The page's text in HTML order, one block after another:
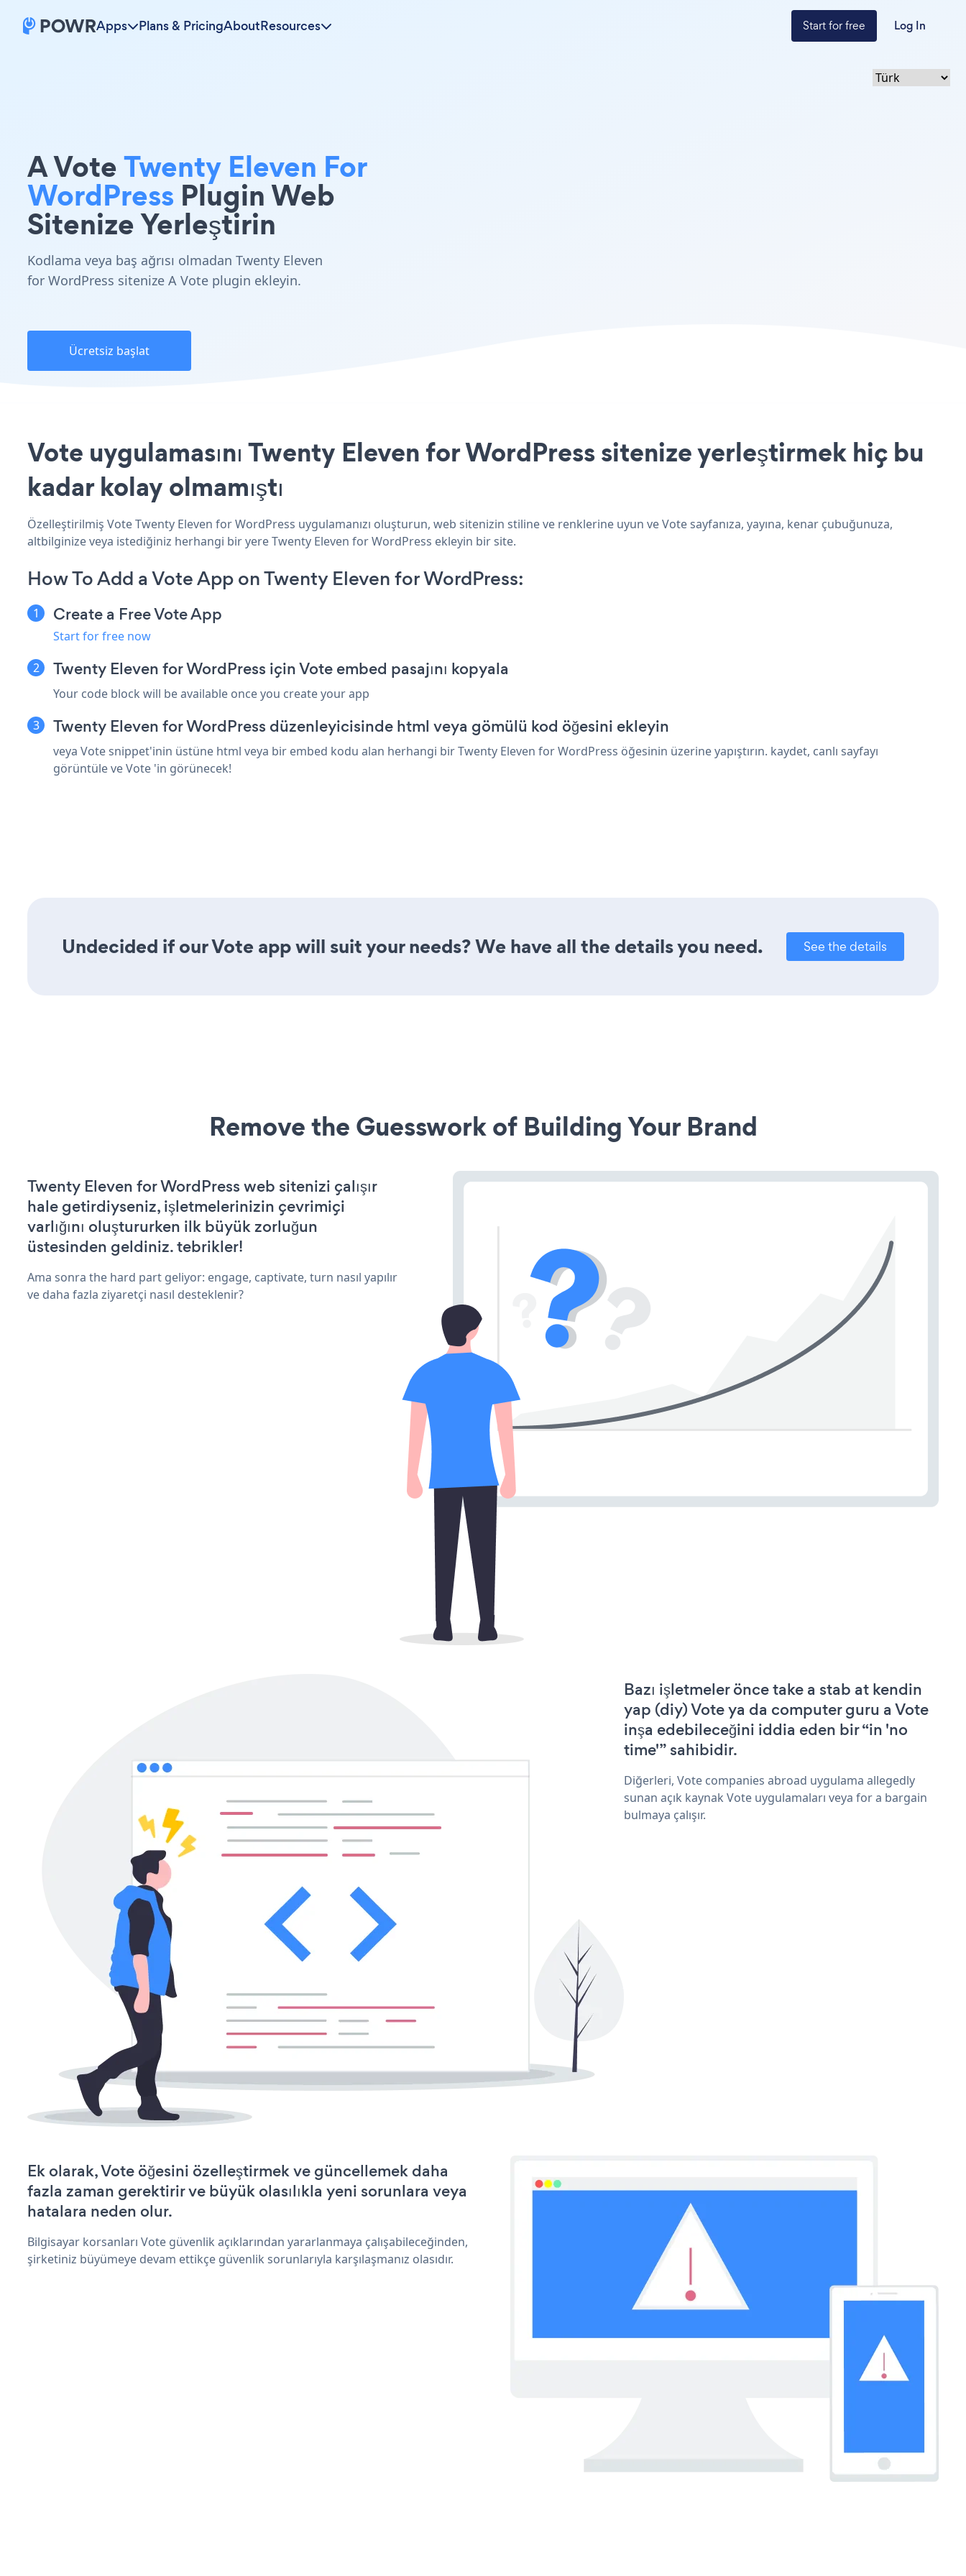
Apps Plans & PricingAboutResources Start for free Log In
A VoteTwenty Eleven For
WordPress Plugin Web
Sitenize Yerleştirin
Kodlama veya baş ağrısı olmadan Twenty Eleven
for WordPress sitenize A Vote plugin ekleyin.
Ücretsiz başlat
Vote uygulamasını Twenty Eleven for WordPress sitenize yerleştirmek hiç bu
kadar kolay olmamıştı
Özelleştirilmiş Vote Twenty Eleven for WordPress uygulamanızı oluşturun, web sitenizin stiline ve renklerine uyun ve Vote sayfanıza, yayına, kenar çubuğunuza,
altbilginize veya istediğiniz herhangi bir yere Twenty Eleven for WordPress ekleyin bir site.
How To Add a Vote App on Twenty Eleven for WordPress:
Create a Free Vote App
Start for free now
Twenty Eleven for WordPress için Vote embed pasajını kopyala
Your code block will be available once you create your app
Twenty Eleven for WordPress düzenleyicisinde html veya gömülü kod öğesini ekleyin
veya Vote snippet'inin üstüne html veya bir embed kodu alan herhangi bir Twenty Eleven for WordPress öğesinin üzerine yapıştırın. kaydet, canlı sayfayı
görüntüle ve Vote 'in görünecek!
Undecided if our Vote app will suit your needs? We have all the details you need. See the details
Remove the Guesswork of Building Your Brand
Twenty Eleven for WordPress web sitenizi çalışır
hale getirdiyseniz, işletmelerinizin çevrimiçi
varlığını oluştururken ilk büyük zorluğun
üstesinden geldiniz. tebrikler!
Ama sonra the hard part geliyor: engage, captivate, turn nasıl yapılır
ve daha fazla ziyaretçi nasıl desteklenir?
Bazı işletmeler önce take a stab at kendin
yap (diy) Vote ya da computer guru a Vote
inşa edebileceğini iddia eden bir “in 'no
time'” sahibidir.
Diğerleri, Vote companies abroad uygulama allegedly
sunan açık kaynak Vote uygulamaları veya for a bargain
bulmaya çalışır.
Ek olarak, Vote öğesini özelleştirmek ve güncellemek daha
fazla zaman gerektirir ve büyük olasılıkla yeni sorunlara veya
hatalara neden olur.
Bilgisayar korsanları Vote güvenlik açıklarından yararlanmaya çalışabileceğinden,
şirketiniz büyümeye devam ettikçe güvenlik sorunlarıyla karşılaşmanız olasıdır.